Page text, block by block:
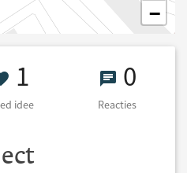
−
1 Goed idee
1
idee
0 0
Reacties